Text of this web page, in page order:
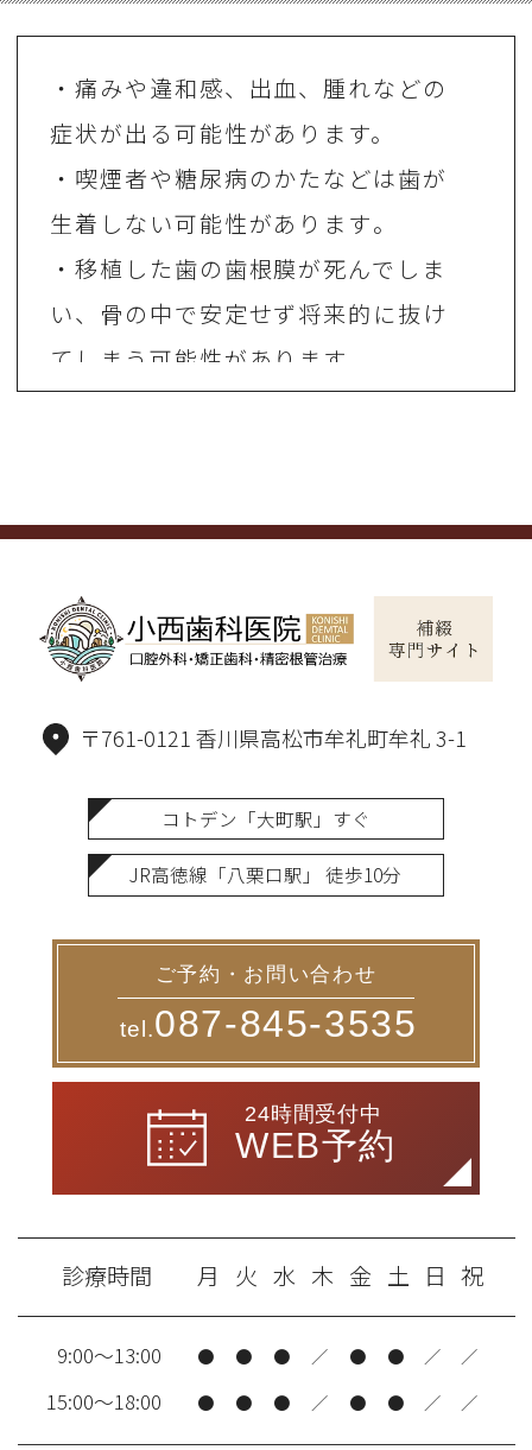
・痛みや違和感、出血、腫れなどの
症状が出る可能性があります。
・喫煙者や糖尿病のかたなどは歯が
生着しない可能性があります 。
・移植した歯の歯根膜が死んでしま
い、骨の中で安定せず将来的に抜け
てしまう可能性があります。
〒761-0121 香川県高松市牟礼町牟礼 3-1
コトデン「大町駅」すぐ
JR高徳線「八栗口駅」 徒歩10分
ご予約・お問い合わせ
tel.087-845-3535
24時間受付中
WEB予約
診療時間 月 火 水 木 金 土 日 祝
9:00～13:00 ● ● ● ／ ● ● ／ ／
15:00～18:00 ● ● ● ／ ● ● ／ ／